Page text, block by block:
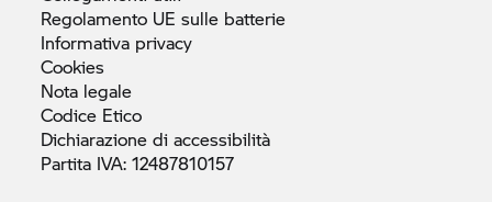
Regolamento UE sulle batterie
Informativa privacy
Cookies
Nota legale
Codice Etico
Dichiarazione diaccessibilità
Partita IVA:12487810157